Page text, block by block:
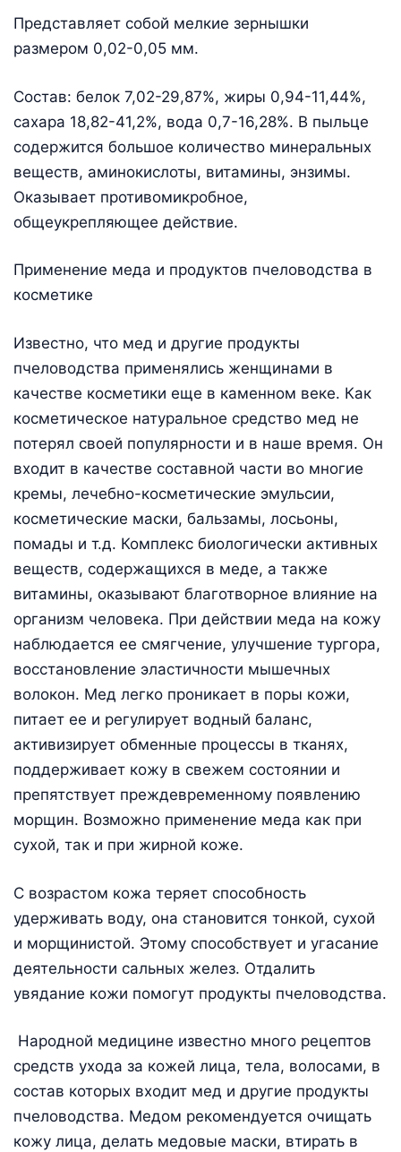
Представляет собой мелкие зернышки
размером 0,02-0,05 мм.
Состав: белок 7,02-29,87%, жиры 0,94-11,44%,
сахара 18,82-41,2%, вода 0,7-16,28%. В пыльце
содержится большое количество минеральных
веществ, аминокислоты, витамины, энзимы.
Оказывает противомикробное,
общеукрепляющее действие.
Применение меда и продуктов пчеловодства в
косметике
Известно, что мед и другие продукты
пчеловодства применялись женщинами в
качестве косметики еще в каменном веке. Как
косметическое натуральное средство мед не
потерял своей популярности и в наше время. Он
входит в качестве составной части во многие
кремы, лечебно-косметические эмульсии,
косметические маски, бальзамы, лосьоны,
помады и т.д. Комплекс биологически активных
веществ, содержащихся в меде, а также
витамины, оказывают благотворное влияние на
организм человека. При действии меда на кожу
наблюдается ее смягчение, улучшение тургора,
восстановление эластичности мышечных
волокон. Мед легко проникает в поры кожи,
питает ее и регулирует водный баланс,
активизирует обменные процессы в тканях,
поддерживает кожу в свежем состоянии и
препятствует преждевременному появлению
морщин. Возможно применение меда как при
сухой, так и при жирной коже.
С возрастом кожа теряет способность
удерживать воду, она становится тонкой, сухой
и морщинистой. Этому способствует и угасание
деятельности сальных желез. Отдалить
увядание кожи помогут продукты пчеловодства.
Народной медицине известно много рецептов
средств ухода за кожей лица, тела, волосами, в
состав которых входит мед и другие продукты
пчеловодства. Медом рекомендуется очищать
кожу лица, делать медовые маски, втирать в